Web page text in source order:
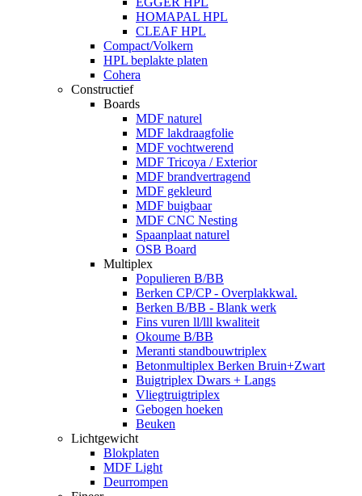
HOMAPAL HPL
CLEAF HPL
Compact/Volkern
HPL beplakte platen
Cohera
Constructief
Boards
MDF naturel
MDF lakdraagfolie
MDF vochtwerend
MDF Tricoya / Exterior
MDF brandvertragend
MDF gekleurd
MDF buigbaar
MDF CNC Nesting
Spaanplaat naturel
OSB Board
Multiplex
Populieren B/BB
Berken CP/CP - Overplakkwal.
Berken B/BB - Blank werk
Fins vuren ll/lll kwaliteit
Okoume B/BB
Meranti standbouwtriplex
Betonmultiplex Berken Bruin+Zwart
Buigtriplex Dwars + Langs
Vliegtruigtriplex
Gebogen hoeken
Beuken
Lichtgewicht
Blokplaten
MDF Light
Deurrompen